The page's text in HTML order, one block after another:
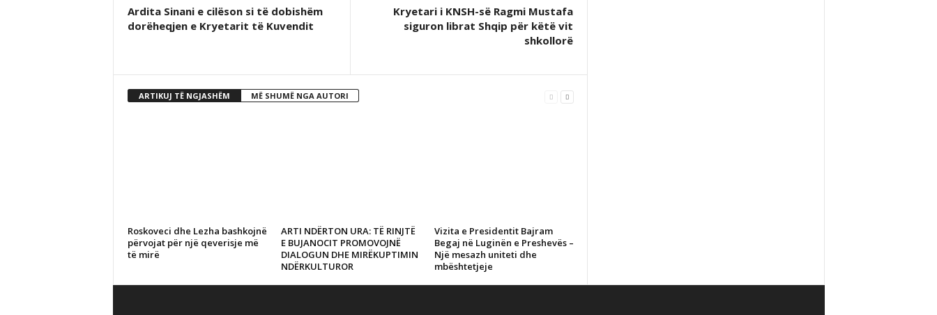
Ardita Sinani e cilëson si të dobishëm
dorëheqjen e Kryetarit të Kuvendit
Kryetari i KNSH-së Ragmi Mustafa
siguron librat Shqip për këtë vit
shkollorë
ARTIKUJ TË NGJASHËM MË SHUMË NGA AUTORI
Roskoveci dhe Lezha bashkojnë
përvojat për një qeverisje më
të mirë
ARTI NDËRTON URA: TË RINJTË
E BUJANOCIT PROMOVOJNË
DIALOGUN DHE MIRËKUPTIMIN
NDËRKULTUROR
Vizita e Presidentit Bajram
Begaj në Luginën e Preshevës –
Një mesazh uniteti dhe
mbështetjeje